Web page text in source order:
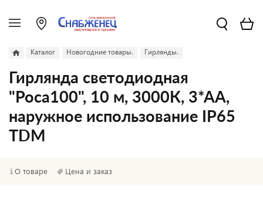
Каталог Новогодние товары. Гирлянды.
Гирлянда светодиодная
"Роса100", 10 м, 3000К, 3*АА,
наружное использование IP65
TDM
О товаре Цена и заказ